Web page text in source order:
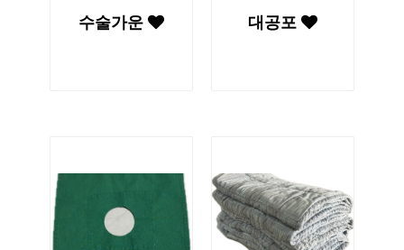
수술가운 대공포